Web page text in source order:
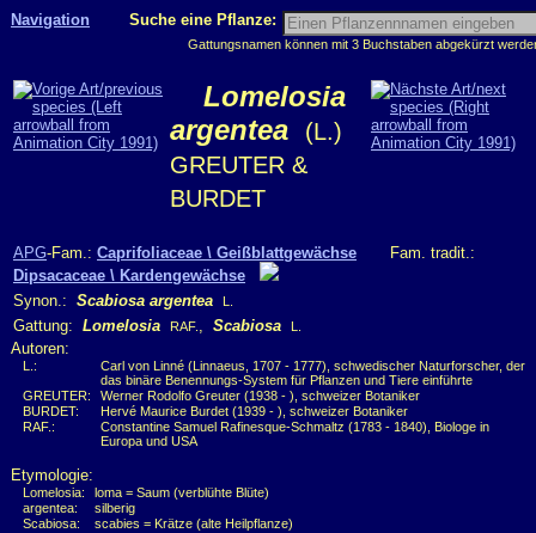
Navigation Suche eine Pflanze:
Gattungsnamen können mit 3 Buchstaben abgekürzt
Lomelosia
argentea
(L.)
GREUTER &
BURDET
APG-Fam.: Caprifoliaceae \ Geißblattgewächse Fam. tradit.:
Dipsacaceae \ Kardengewächse
Synon.: Scabiosa argentea L.
Gattung: Lomelosia RAF. , Scabiosa L.
Autoren:
L.:
Carl von Linné (Linnaeus, 1707 - 1777), schwedischer Naturforscher, der
das binäre Benennungs-System für Pflanzen und Tiere einführte
GREUTER:
Werner Rodolfo Greuter (1938 - ), schweizer Botaniker
BURDET:
Hervé Maurice Burdet (1939 - ), schweizer Botaniker
RAF.:
Constantine Samuel Rafinesque-Schmaltz (1783 - 1840), Biologe in
Europa und USA
Etymologie:
Lomelosia:
loma = Saum (verblühte Blüte)
argentea:
silberig
Scabiosa:
scabies = Krätze (alte Heilpflanze)